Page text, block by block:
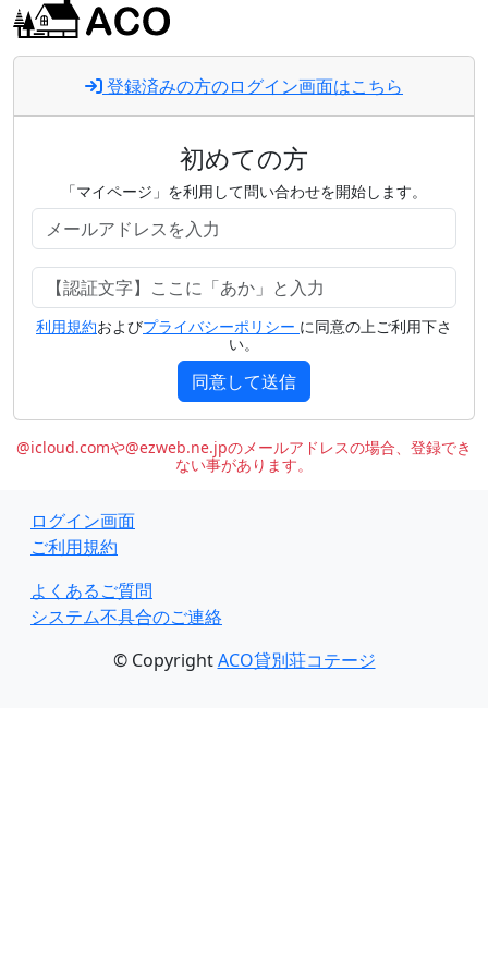
登録済みの方のログイン画面はこちら
初めての方
「マイページ」を利用して問い合わせを開始します。
利用規約およびプライバシーポリシー に同意の上ご利用下さ
い。
同意して送信
@icloud.comや@ezweb.ne.jpのメールアドレスの場合、登録でき
ない事があります。
ログイン画面
ご利用規約
よくあるご質問
システム不具合のご連絡
© CopyrightACO貸別荘コテージ